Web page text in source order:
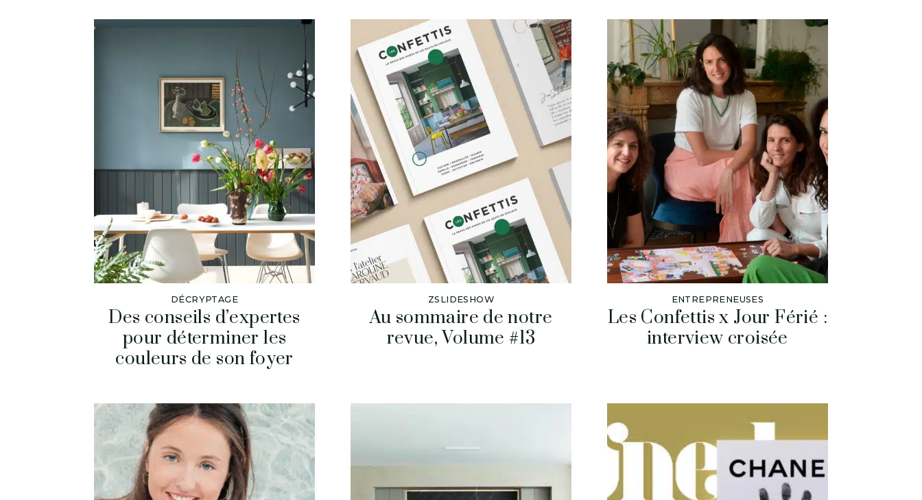
DÉCRYPTAGE
Des conseils d’expertes
pour déterminer les
couleurs de son foyer
ZSLIDESHOW
Au sommaire de notre
revue, Volume #13
ENTREPRENEUSES
Les Confettis x Jour Férié :
interview croisée